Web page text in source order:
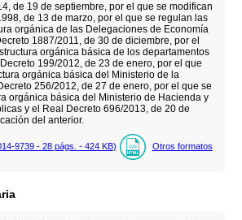
de 19 de septiembre, por el que se modifican
de 13 de marzo, por el que se regulan las
orgánica de las Delegaciones de Economía
1887/2011, de 30 de diciembre, por el
orgánica básica de los departamentos
199/2012, de 23 de enero, por el que
orgánica básica del Ministerio de la
256/2012, de 27 de enero, por el que se
orgánica básica del Ministerio de Hacienda y
y el Real Decreto 696/2013, de 20 de
del anterior.
9739 - 28 págs. - 424 KB) Otros formatos